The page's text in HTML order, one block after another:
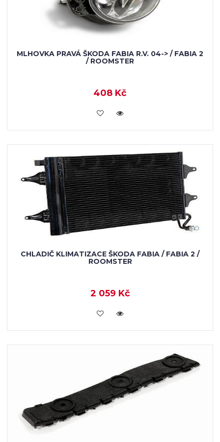
MLHOVKA PRAVÁ ŠKODA FABIA R.V. 04-> / FABIA 2
/ ROOMSTER
408 Kč
KOUPIT
CHLADIČ KLIMATIZACE ŠKODA FABIA / FABIA 2 /
ROOMSTER
2 059 Kč
KOUPIT